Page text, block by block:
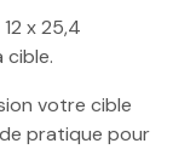
x 25,4
cible.
votre cible
pratique pour